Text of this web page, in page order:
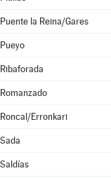
Puente la Reina/Gares
Pueyo
Ribaforada
Romanzado
Roncal/Erronkari
Sada
Saldías